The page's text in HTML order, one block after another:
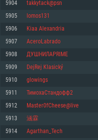
Pour PC
Minimum
OS: Windows 10 (64 bit)
Processeur: Dual-Core 2.2 GHz
Mémoire: 4 GB
Carte graphique supportant
GeForce GTX 660. La résolution
Connection: Connexion Internet à
Disque dur: 23.1 Go (client
Minimum
OS: Mac OS Big Sur 11.0 ou plus
Processeur: Core i5, minimum
pas supportés)
Mémoire: 6 GB
Carte graphique: Intel Iris Pro
résolution minimale supportée
Connection: Connexion Internet à
Disque dur: 62,2 Go (client
Minimum
OS: Les configurations Linux 64
Processeur: Dual-Core 2.4 GHz
Mémoire: 4 GB
Carte graphique: NVIDIA 660
de même pour AMD (La
720p)
Connection: Connexion Internet à
Disque dur: 62,2 Go (client
5904 takkytack@psn
5905 lomos131
5906 Kiaa Alexandria
5907 AceroLabrado
5908 ДУШНИЛАPRIME
5909 DejRej Klasický
5910 glowings
5911 ТимохаСтандофф2
5912 Master0fCheese@live
5913 涵霖
5914 Agarthan_Tech